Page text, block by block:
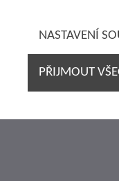
NASTAVENÍ
PŘIJMOUT